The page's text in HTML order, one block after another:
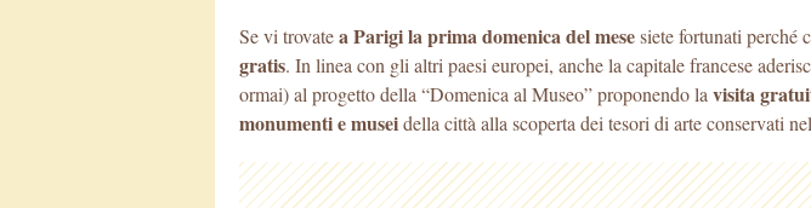
Se vi trovatea Parigi la prima domenica del mesesiete fortunati perché
gratis. In linea con gli altri paesi europei, anche la capitale francese
ormai) al progetto della “Domenica al Museo” proponendo la visita
monumenti e museidella città alla scoperta dei tesori di arte conservati